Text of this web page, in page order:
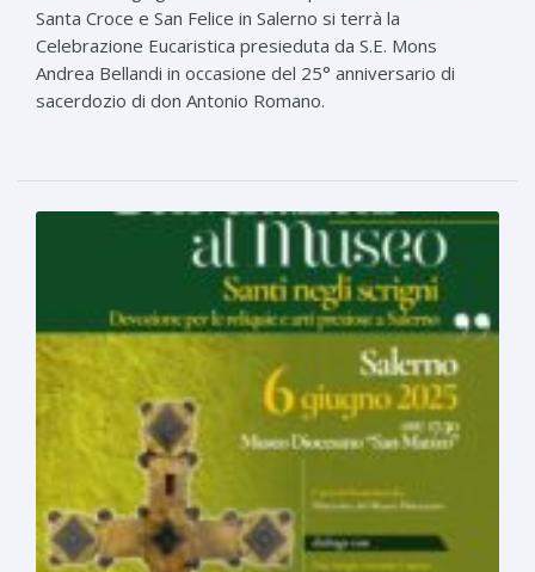
Santa Croce e San Felice in Salerno si terrà la
Celebrazione Eucaristica presieduta da S.E. Mons
Andrea Bellandi in occasione del 25° anniversario di
sacerdozio di don Antonio Romano.